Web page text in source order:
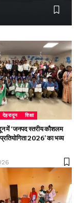
देहरादून शिक्षा
में ‘जनपद स्तरीय कौशलम
प्रतियोगिता 2026’ का भव्य